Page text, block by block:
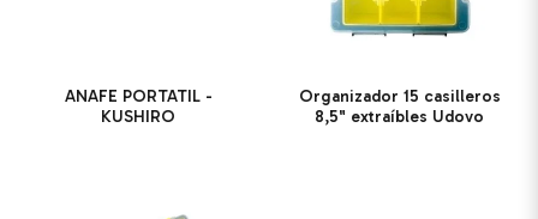
ANAFE PORTATIL -
KUSHIRO
Organizador 15 casilleros
8,5" extraíbles Udovo